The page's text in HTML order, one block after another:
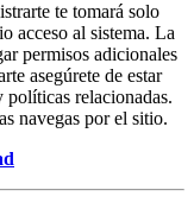
te tomará solo
acceso al sistema. La
permisos adicionales
asegúrete de estar
relacionadas.
navegas por el sitio.